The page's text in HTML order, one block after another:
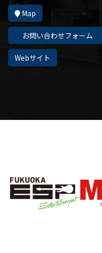
Map
お問い合わせフォーム
Webサイト